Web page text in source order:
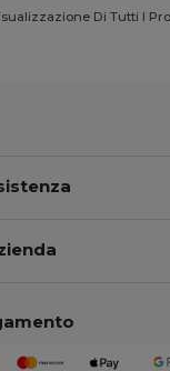
Di Tutti I